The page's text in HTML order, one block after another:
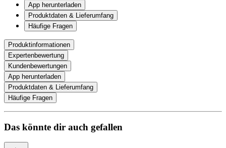
App herunterladen
Produktdaten & Lieferumfang
Häufige Fragen
Produktinformationen
Expertenbewertung
Kundenbewertungen
App herunterladen
Produktdaten & Lieferumfang
Häufige Fragen
Das könnte dir auch gefallen